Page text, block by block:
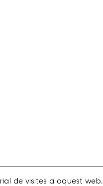
de visites a aquest web.